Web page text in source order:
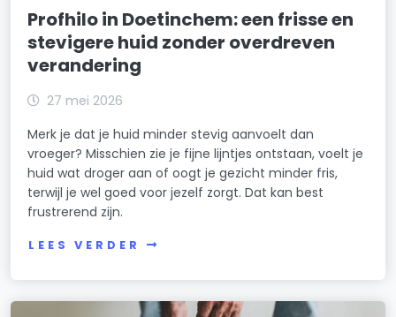
Profhilo in Doetinchem: een frisse en
stevigere huid zonder overdreven
verandering
27 mei 2026
Merk je dat je huid minder stevig aanvoelt dan
vroeger? Misschien zie je fijne lijntjes ontstaan, voelt je
huid wat droger aan of oogt je gezicht minder fris,
terwijl je wel goed voor jezelf zorgt. Dat kan best
frustrerend zijn.
LEES VERDER